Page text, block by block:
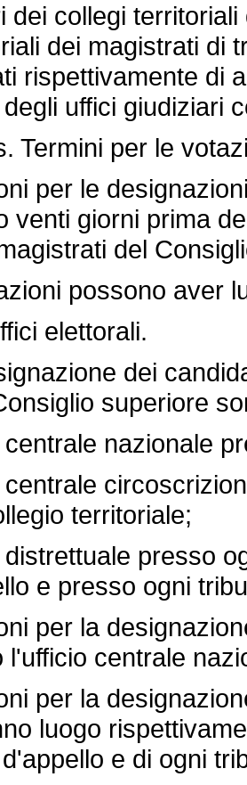
collegi territoriali
dei magistrati di
rispettivamente di
uffici giudiziari
per le
per le
venti giorni prima
del
possono aver
elettorali.
dei
superiore
nazionale
territoriale;
presso
e presso ogni
per la
l'ufficio centrale
per la
luogo
e di ogni